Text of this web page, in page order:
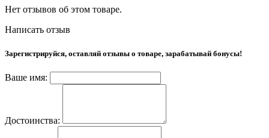
Нет отзывов об этом товаре.
Написать отзыв
Зарегистрируйся, оставляй отзывы о товаре, зарабатывай бонусы!
Ваше имя:
Достоинства: